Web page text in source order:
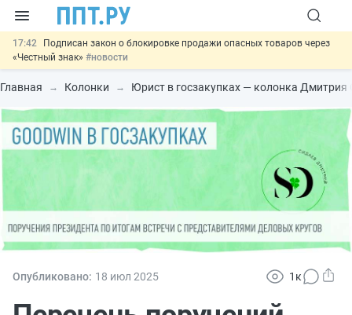
17:42
Подписан закон о блокировке продажи опасных товаров через
«Честный знак» #новости
17:17 Дистанционную работу беременных пропишут в ТК РФ#новости
отменить
15:25 Изменят правила контроля за подрядчиками ИЖС с эскроу-
счетами#новости
Разработают единые критерии трудовых и ГПХ-
#новости
Главная Колонки Юрист в госзакупках — колонка Дмитрия
Опубликовано: 18 июл 2025 1к